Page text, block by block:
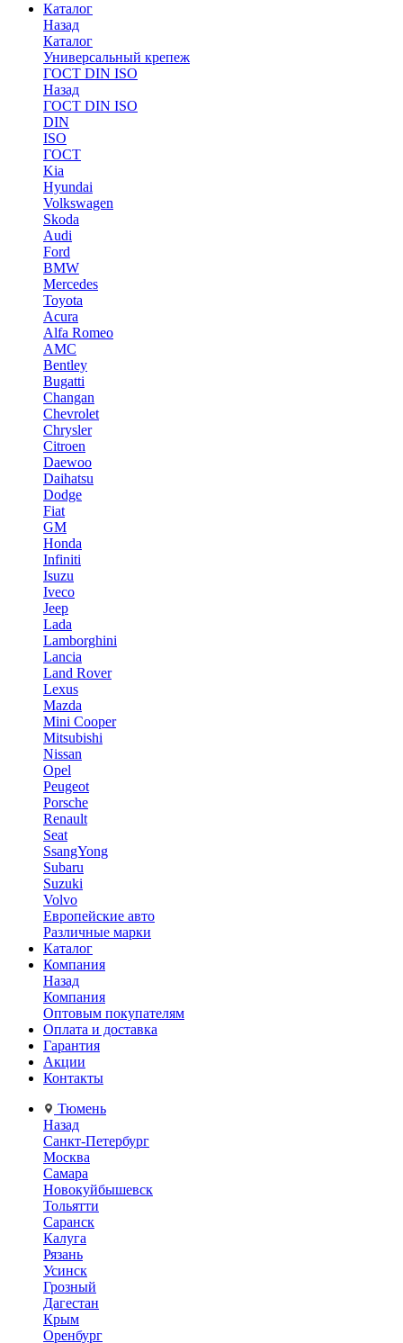
Каталог
Назад
Каталог
Универсальный крепеж
ГОСТ DIN ISO
Назад
ГОСТ DIN ISO
DIN
ISO
ГОСТ
Kia
Hyundai
Volkswagen
Skoda
Audi
Ford
BMW
Mercedes
Toyota
Acura
Alfa Romeo
AMC
Bentley
Bugatti
Changan
Chevrolet
Chrysler
Citroen
Daewoo
Daihatsu
Dodge
Fiat
GM
Honda
Infiniti
Isuzu
Iveco
Jeep
Lada
Lamborghini
Lancia
Land Rover
Lexus
Mazda
Mini Cooper
Mitsubishi
Nissan
Opel
Peugeot
Porsche
Renault
Seat
SsangYong
Subaru
Suzuki
Volvo
Европейские авто
Различные марки
Каталог
Компания
Назад
Компания
Оптовым покупателям
Оплата и доставка
Гарантия
Акции
Контакты
Тюмень
Назад
Санкт-Петербург
Москва
Самара
Новокуйбышевск
Тольятти
Саранск
Калуга
Рязань
Усинск
Грозный
Дагестан
Крым
Оренбург